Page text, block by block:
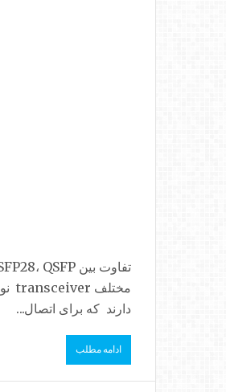
دارند که برای اتصال...
ادامه مطلب